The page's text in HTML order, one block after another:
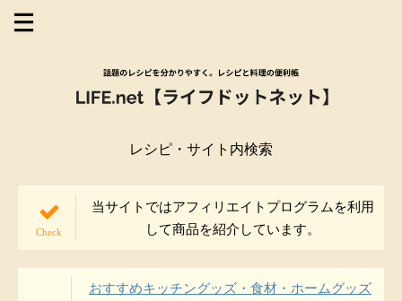
レシピ・サイト内検索
当サイトではアフィリエイトプログラムを利用
して商品を紹介しています。
おすすめキッチングッズ・食材・ホームグッズ